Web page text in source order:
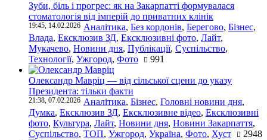
Зуби, біль і прогрес: як на Закарпатті формувалася
стоматологія від імперій до приватних клінік
19:45, 14.02.2026 Аналітика, Без кордонів, Берегово, Бізнес,
Влада, Ексклюзив ЗД, Ексклюзивні фото, Лайт,
Мукачево, Новини дня, Публікації, Суспільство,
Технології, Ужгород, Фото 991
Олександр Мавріц — від сільської сцени до указу
Президента: тільки факти
21:38, 07.02.2026 Аналітика, Бізнес, Головні новини дня,
Думка, Ексклюзив ЗД, Ексклюзивне відео, Ексклюзивні
фото, Культура, Лайт, Новини дня, Новини Закарпаття,
Суспільство, ТОП, Ужгород, Україна, Фото, Хуст 2948